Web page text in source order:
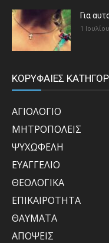
Για
1
ΚΟΡΥΦΑΙΕΣ
ΑΓΙΟΛΟΓΙΟ
ΜΗΤΡΟΠΟΛΕΙΣ
ΨΥΧΩΦΕΛΗ
ΕΥΑΓΓΕΛΙΟ
ΘΕΟΛΟΓΙΚΑ
ΕΠΙΚΑΙΡΟΤΗΤΑ
ΘΑΥΜΑΤΑ
ΑΠΟΨΕΙΣ